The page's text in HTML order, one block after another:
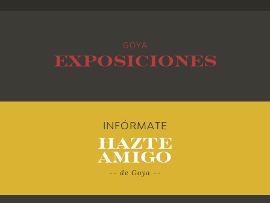
2012
GOYA
Exposiciones
INFÓRMATE
Hazte
Amigo
-- de Goya --